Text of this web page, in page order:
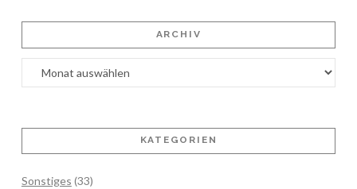
ARCHIV
Archiv
KATEGORIEN
Sonstiges (33)